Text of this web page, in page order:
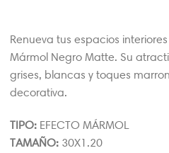
Renueva tus espacios
Mármol Negro Matte. Su
grises, blancas y toques
decorativa.
TIPO: EFECTO MÁRMOL
TAMAÑO: 30X1.20